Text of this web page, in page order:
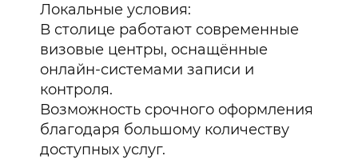
Локальные условия:
В столице работают современные
визовые центры, оснащённые
онлайн-системами записи и
контроля.
Возможность срочного оформления
благодаря большому количеству
доступных услуг.